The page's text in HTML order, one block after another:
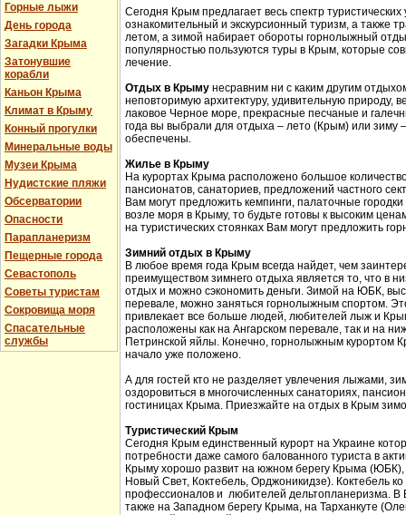
Горные лыжи
День города
Загадки Крыма
Затонувшие
корабли
Каньон Крыма
Климат в Крыму
Конный прогулки
Минеральные воды
Музеи Крыма
Нудистские пляжи
Обсерватории
Опасности
Парапланеризм
Пещерные города
Севастополь
Советы туристам
Сокровища моря
Спасательные
службы
Сегодня Крым предлагает весь спектр
ознакомительный и экскурсионный туризм, а также
летом, а зимой набирает обороты горнолыжный
популярностью пользуются туры в Крым, которые
лечение.
Отдых в Крыму несравним ни с каким другим
неповторимую архитектуру, удивительную природу,
лаковое Черное море, прекрасные песчаные и
года вы выбрали для отдыха – лето (Крым) или зиму
обеспечены.
Жилье в Крыму
На курортах Крыма расположено большое
пансионатов, санаториев, предложений частного
Вам могут предложить кемпинги, палаточные
возле моря в Крыму, то будьте готовы к высоким
на туристических стоянках Вам могут предложить
Зимний отдых в Крыму
В любое время года Крым всегда найдет, чем
преимуществом зимнего отдыха является то, что в
отдых и можно сэкономить деньги. Зимой на ЮБК,
перевале, можно заняться горнолыжным спортом.
привлекает все больше людей, любителей лыж и
расположены как на Ангарском перевале, так и на
Петринской яйлы. Конечно, горнолыжным курортом
начало уже положено.
А для гостей кто не разделяет увлечения лыжами,
оздоровиться в многочисленных санаториях,
гостиницах Крыма. Приезжайте на отдых в Крым
Туристический Крым
Сегодня Крым единственный курорт на Украине
потребности даже самого балованного туриста в
Крыму хорошо развит на южном берегу Крыма (ЮБК),
Новый Свет, Коктебель, Орджоникидзе). Коктебель
профессионалов и любителей дельтопланеризма. В
также на Западном берегу Крыма, на Тарханкуте